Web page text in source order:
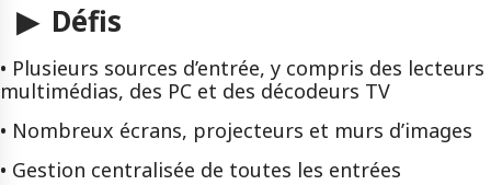
▶ Défis
• Plusieurs sources d’entrée, y compris des lecteurs
multimédias, des PC et des décodeurs TV
• Nombreux écrans, projecteurs et murs d’images
• Gestion centralisée de toutes les entrées